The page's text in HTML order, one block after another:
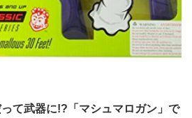
って武器に!?「マシュマロガン」で